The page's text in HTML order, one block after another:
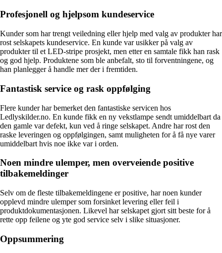
Profesjonell og hjelpsom kundeservice
Kunder som har trengt veiledning eller hjelp med valg av produkter har
rost selskapets kundeservice. En kunde var usikker på valg av
produkter til et LED-stripe prosjekt, men etter en samtale fikk han rask
og god hjelp. Produktene som ble anbefalt, sto til forventningene, og
han planlegger å handle mer der i fremtiden.
Fantastisk service og rask oppfølging
Flere kunder har bemerket den fantastiske servicen hos
Ledlyskilder.no. En kunde fikk en ny vekstlampe sendt umiddelbart da
den gamle var defekt, kun ved å ringe selskapet. Andre har rost den
raske leveringen og oppfølgingen, samt muligheten for å få nye varer
umiddelbart hvis noe ikke var i orden.
Noen mindre ulemper, men overveiende positive
tilbakemeldinger
Selv om de fleste tilbakemeldingene er positive, har noen kunder
opplevd mindre ulemper som forsinket levering eller feil i
produktdokumentasjonen. Likevel har selskapet gjort sitt beste for å
rette opp feilene og yte god service selv i slike situasjoner.
Oppsummering